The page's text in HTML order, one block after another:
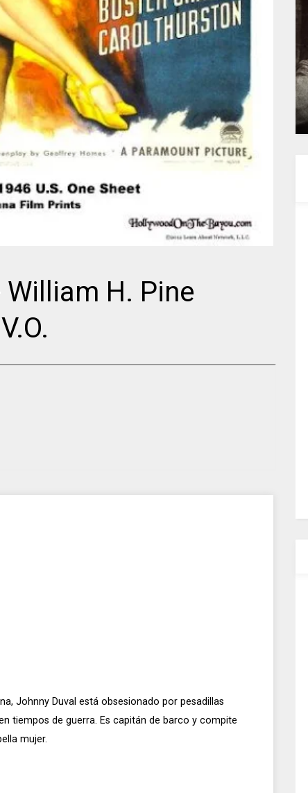
H. Pine
Johnny Duval está obsesionado por pesadillas
tiempos de guerra. Es capitán de barco y compite
mujer.
Director
Yasujiro Ozu
Ferdinand